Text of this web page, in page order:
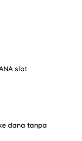
slot
dana tanpa